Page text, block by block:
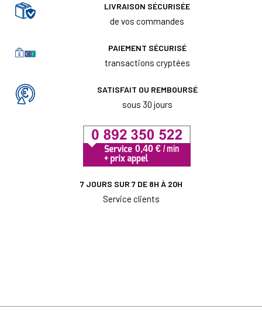
LIVRAISON SÉCURISÉE
de vos commandes
PAIEMENT SÉCURISÉ
transactions cryptées
SATISFAIT OU REMBOURSÉ
sous 30 jours
7 JOURS SUR 7 DE 8H À 20H
Service clients